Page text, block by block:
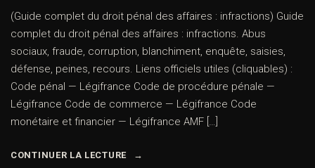
(Guide complet du droit pénal des affaires : infractions) Guide
complet du droit pénal des affaires : infractions. Abus
sociaux, fraude, corruption, blanchiment, enquête, saisies,
défense, peines, recours. Liens officiels utiles (cliquables) :
Code pénal — Légifrance Code de procédure pénale —
Légifrance Code de commerce — Légifrance Code
monétaire et financier — Légifrance AMF […]
CONTINUER LA LECTURE